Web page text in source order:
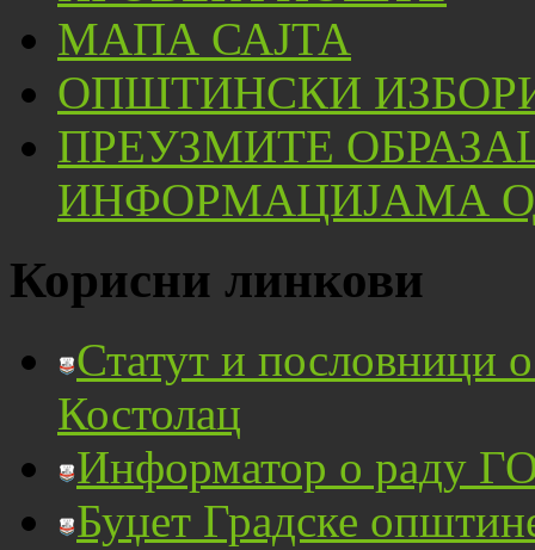
МАПА САЈТА
ОПШТИНСКИ
ПРЕУЗМИТЕ
ИНФОРМАЦИЈАМА
Корисни линкови
Статут и пословници
Костолац
Информатор о раду
Буџет Градске